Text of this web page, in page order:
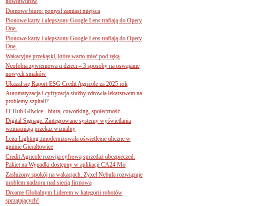
Domowe biuro: pomysł zamiast miejsca
Pionowe karty i ulepszony Google Lens trafiają do Opery
One.
Pionowe karty i ulepszony Google Lens trafiają do Opery
One.
Wakacyjne przekąski, które warto mieć pod ręką
Neofobia żywieniowa u dzieci – 3 sposoby na oswajanie
nowych smaków
Ukazał się Raport ESG Credit Agricole za 2025 rok
Automatyzacja i cyfryzacja służby zdrowia lekarstwem na
problemy szpitali?
IT Hub Gliwice - biura, coworking, społeczność
Digital Signage. Zintegrowane systemy wyświetlania
wzmacniają przekaz wizualny
Lena Lighting zmodernizowała oświetlenie uliczne w
gminie Gierałtowice
Credit Agricole rozwija cyfrową sprzedaż ubezpieczeń.
Pakiet na Wypadki dostępny w aplikacji CA24 Mo
Zasłużony spokój na wakacjach. Zyxel Nebula rozwiązuje
problem nadzoru nad siecią firmową
Dreame Globalnym Liderem w kategorii robotów
sprzątających!